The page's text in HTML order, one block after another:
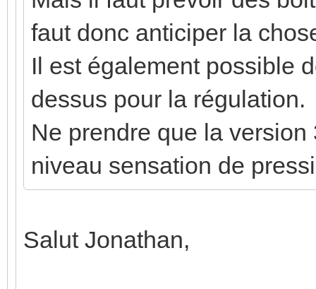
faut donc anticiper la
Il est également possible
dessus pour la régulation.
Ne prendre que la
niveau sensation de
Salut Jonathan,